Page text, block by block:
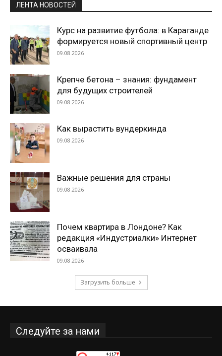
ЛЕНТА НОВОСТЕЙ
Курс на развитие футбола: в Караганде
формируется новый спортивный центр
09.08.2026
Крепче бетона – знания: фундамент
для будущих строителей
09.08.2026
Как вырастить вундеркинда
09.08.2026
Важные решения для страны
09.08.2026
Почем квартира в Лондоне? Как
редакция «Индустриалки» Интернет
осваивала
09.08.2026
Загрузить больше
Следуйте за нами